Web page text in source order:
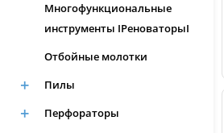
Многофункциональные
инструменты IРеноваторыI
Отбойные молотки
Пилы
Перфораторы